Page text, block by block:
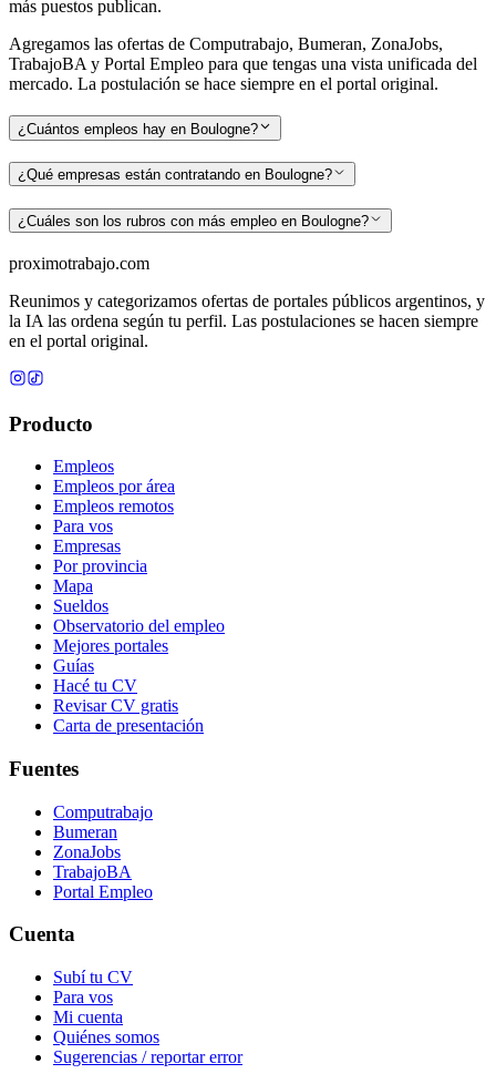
más puestos publican.
Agregamos las ofertas de Computrabajo, Bumeran, ZonaJobs,
TrabajoBA y Portal Empleo para que tengas una vista unificada del
mercado. La postulación se hace siempre en el portal original.
¿Cuántos empleos hay en Boulogne?
¿Qué empresas están contratando en Boulogne?
¿Cuáles son los rubros con más empleo en Boulogne?
proximotrabajo.com
Reunimos y categorizamos ofertas de portales públicos argentinos, y
la IA las ordena según tu perfil. Las postulaciones se hacen siempre
en el portal original.
Producto
Empleos
Empleos por área
Empleos remotos
Para vos
Empresas
Por provincia
Mapa
Sueldos
Observatorio del empleo
Mejores portales
Guías
Hacé tu CV
Revisar CV gratis
Carta de presentación
Fuentes
Computrabajo
Bumeran
ZonaJobs
TrabajoBA
Portal Empleo
Cuenta
Subí tu CV
Para vos
Mi cuenta
Quiénes somos
Sugerencias / reportar error